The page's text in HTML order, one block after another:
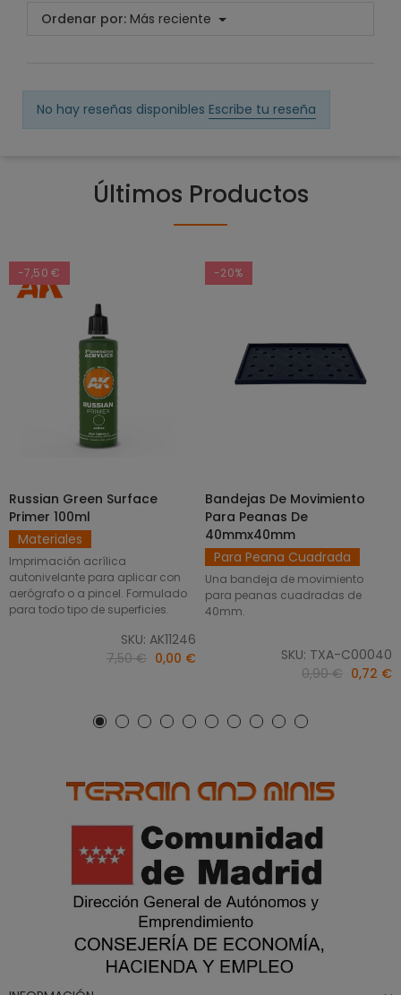
Ordenar por: Más reciente
No hay reseñas disponibles Escribe tu reseña
Últimos Productos
-7,50 €
AÑADIR AL CARRITO
Russian Green Surface
Primer 100ml
Materiales
Imprimación acrílica
autonivelante para aplicar con
aerógrafo o a pincel. Formulado
para todo tipo de superficies.
SKU: AK11246
7,50 € 0,00 €
-20%
SELECCIONAR OPCIONES
Bandejas De Movimiento
Para Peanas De
40mmx40mm
Para Peana Cuadrada
Una bandeja de movimiento
para peanas cuadradas de
40mm.
SKU: TXA-C00040
0,90 € 0,72 €